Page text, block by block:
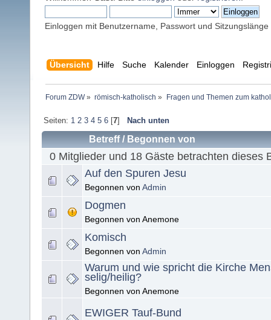
Einloggen mit Benutzername, Passwort und Sitzungslänge
Übersicht Hilfe Suche Kalender Einloggen
Forum ZDW» römisch-katholisch » Fragen und Themen zum
Seiten: 1 2 3 4 5 6[7] Nach unten
Betreff/ Begonnen von
0 Mitglieder und 18 Gäste betrachten dieses
Auf den Spuren Jesu
Begonnen von Admin
Dogmen
Begonnen von Anemone
Komisch
Begonnen von Admin
Warum und wie spricht die Kirche
selig/heilig?
Begonnen von Anemone
EWIGER Tauf-Bund